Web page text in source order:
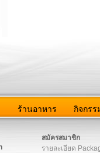
ร้านอาหาร กิจกรร
สมัครสมาชิก
รายละเอียด